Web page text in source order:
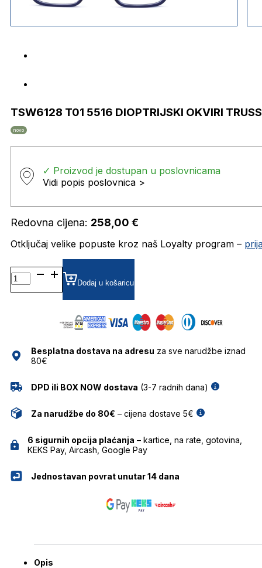
TSW6128 T01 5516 DIOPTRIJSKI OKVIRI
novo
✓ Proizvod je dostupan u poslovnicama
Vidi popis poslovnica >
Redovna cijena: 258,00 €
Otključaj velike popuste kroz naš Loyalty program –
TSW6128
T01
5516
TRUSSARDI
Dodaj u košaricu
Besplatna dostava na adresu za sve narudžbe iznad
80€
DPD ili BOX NOW dostava (3-7 radnih dana)
Za narudžbe do 80€ – cijena dostave 5€
6 sigurnih opcija plaćanja – kartice, na rate, gotovina,
KEKS Pay, Aircash, Google Pay
Jednostavan povrat unutar 14 dana
Opis